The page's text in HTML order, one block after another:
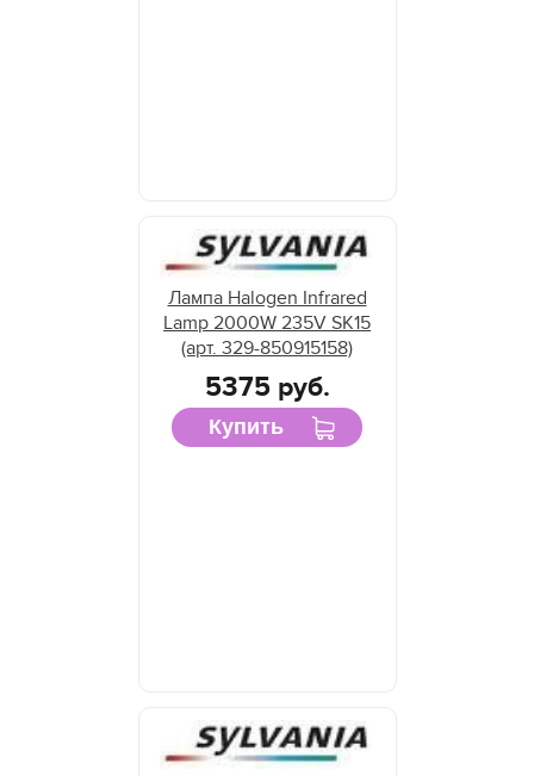
Лампа Halogen Infrared
Lamp 2000W 235V SK15
(арт. 329-850915158)
5375 руб.
Купить